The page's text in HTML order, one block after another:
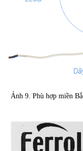
Ảnh 9. Phù hợp miền